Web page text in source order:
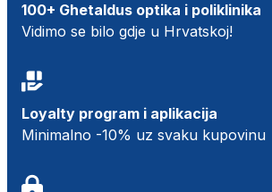
100+ Ghetaldus optika i poliklinika
Vidimo se bilo gdje u Hrvatskoj!
Loyalty program i aplikacija
Minimalno -10% uz svaku kupovinu